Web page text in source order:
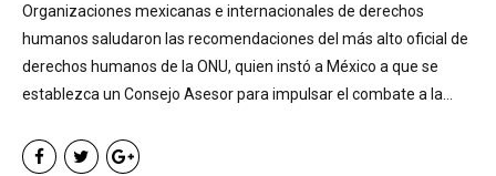
Organizaciones mexicanas e internacionales de derechos
humanos saludaron las recomendaciones del más alto oficial de
derechos humanos de la ONU, quien instó a México a que se
establezca un Consejo Asesor para impulsar el combate a la...